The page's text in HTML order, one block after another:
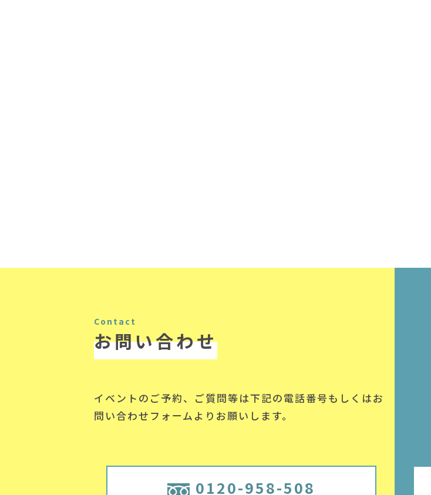
Contact
お問い合わせ
イベントのご予約、ご質問等は下記の電話番号もしくはお
問い合わせフォームよりお願いします。
0120-958-508